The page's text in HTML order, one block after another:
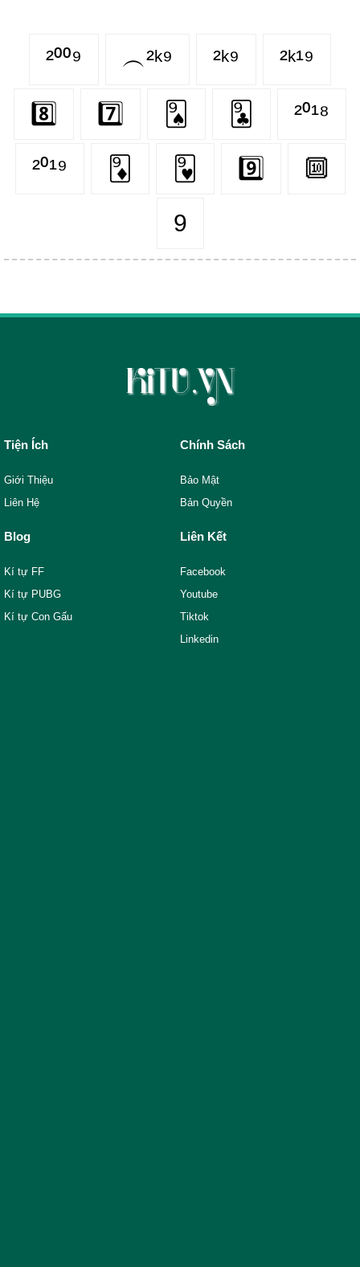
²⁰⁰⁹ ︵²ᵏ⁹ ²ᵏ⁹ ²ᵏ¹⁹
8️⃣ 7️⃣ 🂩 🃙 ²⁰¹⁸
²⁰¹⁹ 🃉 🂹 9️⃣ 🔟
9
Tiện Ích
Giới Thiệu
Liên Hệ
Chính Sách
Bảo Mật
Bản Quyền
Blog
Kí tự FF
Kí tự PUBG
Kí tự Con Gấu
Liên Kết
Facebook
Youtube
Tiktok
Linkedin